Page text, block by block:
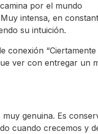
por el mundo
intensa, en
su intuición.
conexión
ver con entregar un
genuina. Es
cuando crecemos y